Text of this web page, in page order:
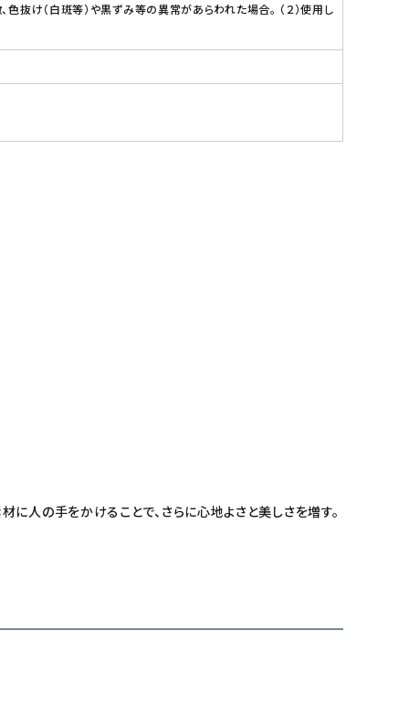
色抜け（白斑等）や黒ずみ等の異常があらわれた場合。 （２）使用し
人の手をかけることで、さらに心地よさと美しさを増す。